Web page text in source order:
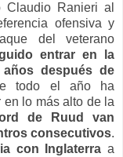
Claudio Ranieri al
ofensiva y
del veterano
entrar en la
después de
todo el año ha
en lo más alto de la
de Ruud van
consecutivos.
con Inglaterra a